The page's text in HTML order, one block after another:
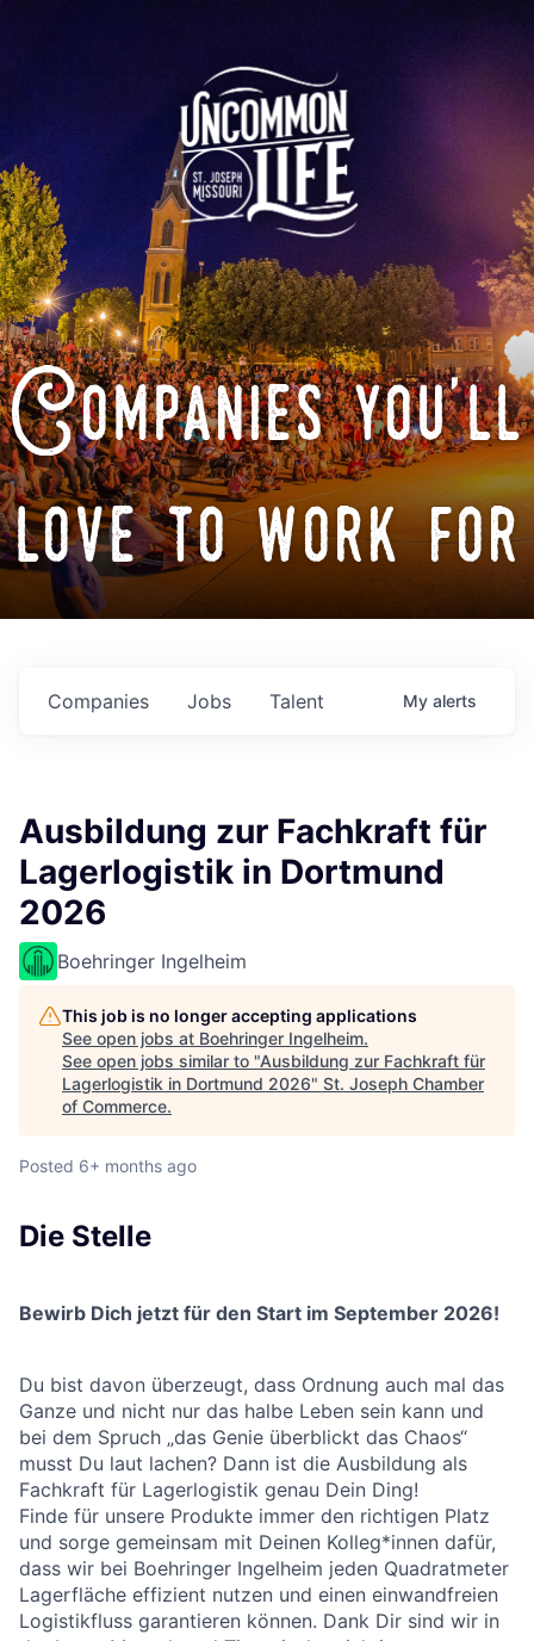
Companies you'll
love to work for
Jobs
Companies Talent My alerts
Ausbildung zur Fachkraft für
Lagerlogistik in Dortmund
2026
Boehringer Ingelheim
This job is no longer accepting applications
See open jobs at Boehringer Ingelheim.
See open jobs similar to "Ausbildung zur Fachkraft für
Lagerlogistik in Dortmund 2026" St. Joseph Chamber
of Commerce.
Posted 6+ months ago
Die Stelle
Bewirb Dich jetzt für den Start im September 2026!
Du bist davon überzeugt, dass Ordnung auch mal das
Ganze und nicht nur das halbe Leben sein kann und
bei dem Spruch „das Genie überblickt das Chaos“
musst Du laut lachen? Dann ist die Ausbildung als
Fachkraft für Lagerlogistik genau Dein Ding!
Finde für unsere Produkte immer den richtigen Platz
und sorge gemeinsam mit Deinen Kolleg*innen dafür,
dass wir bei Boehringer Ingelheim jeden Quadratmeter
Lagerfläche effizient nutzen und einen einwandfreien
Logistikfluss garantieren können. Dank Dir sind wir in